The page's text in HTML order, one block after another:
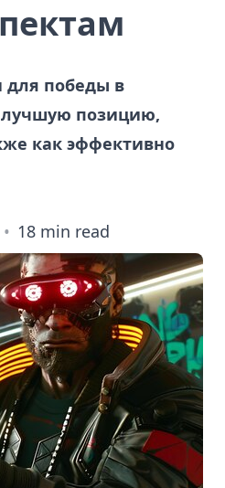
для победы в
лучшую позицию,
как эффективно
18 min read